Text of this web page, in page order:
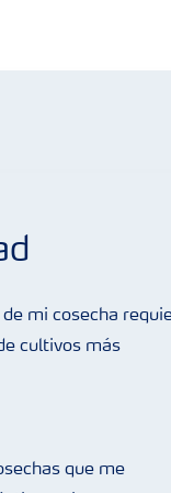
mi cosecha
cultivos más
que me